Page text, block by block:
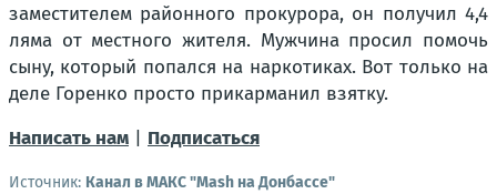
заместителем районного прокурора, он получил 4,4
ляма от местного жителя. Мужчина просил помочь
сыну, который попался на наркотиках. Вот только на
деле Горенко просто прикарманил взятку.
Написать нам
Подписаться
Источник: Канал в МАКС "Mash на Донбассе"